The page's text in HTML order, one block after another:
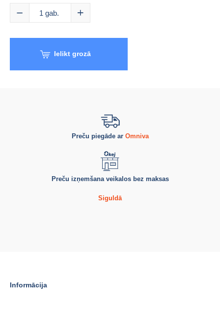
1 gab.
Ielikt grozā
Preču piegāde ar Omniva
Preču izņemšana veikalos bez maksas
Siguldā
Informācija